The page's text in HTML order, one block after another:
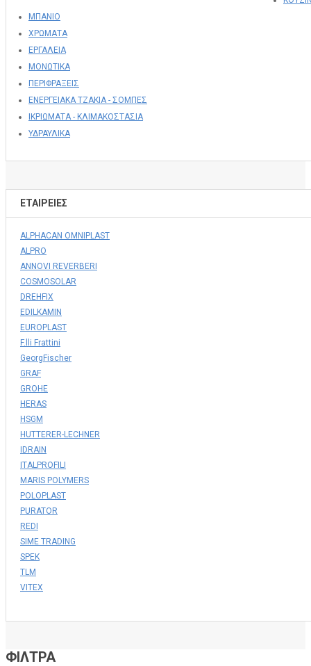
ΜΠΑΝΙΟ
ΧΡΩΜΑΤΑ
ΕΡΓΑΛΕΙΑ
ΜΟΝΩΤΙΚΑ
ΠΕΡΙΦΡΑΞΕΙΣ
ΕΝΕΡΓΕΙΑΚΑ ΤΖΑΚΙΑ - ΣΟΜΠΕΣ
ΙΚΡΙΩΜΑΤΑ - ΚΛΙΜΑΚΟΣΤΑΣΙΑ
ΥΔΡΑΥΛΙΚΑ
ΕΤΑΙΡΕΊΕΣ
ALPHACAN OMNIPLAST
ALPRO
ANNOVI REVERBERI
COSMOSOLAR
DREHFIX
EDILKAMIN
EUROPLAST
F.lli Frattini
GeorgFischer
GRAF
GROHE
HERAS
HSGM
HUTTERER-LECHNER
IDRAIN
ITALPROFILI
MARIS POLYMERS
POLOPLAST
PURATOR
REDI
SIME TRADING
SPEK
TLM
VITEX
ΦΙΛΤΡΑ